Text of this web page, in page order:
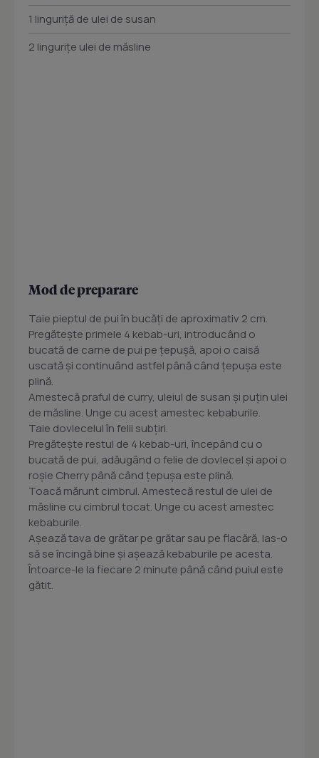
1 linguriță de ulei de susan
2 lingurițe ulei de măsline
Mod de preparare
Taie pieptul de pui în bucăți de aproximativ 2 cm.
Pregătește primele 4 kebab-uri, introducând o
bucată de carne de pui pe țepușă, apoi o caisă
uscată și continuând astfel până când țepușa este
plină.
Amestecă praful de curry, uleiul de susan și puțin ulei
de măsline. Unge cu acest amestec kebaburile.
Taie dovlecelul în felii subțiri.
Pregăteşte restul de 4 kebab-uri, începând cu o
bucată de pui, adăugând o felie de dovlecel și apoi o
roșie Cherry până când țepușa este plină.
Toacă mărunt cimbrul. Amestecă restul de ulei de
măsline cu cimbrul tocat. Unge cu acest amestec
kebaburile.
Așează tava de grătar pe grătar sau pe flacără, las-o
să se încingă bine și așează kebaburile pe acesta.
Întoarce-le la fiecare 2 minute până când puiul este
gătit.